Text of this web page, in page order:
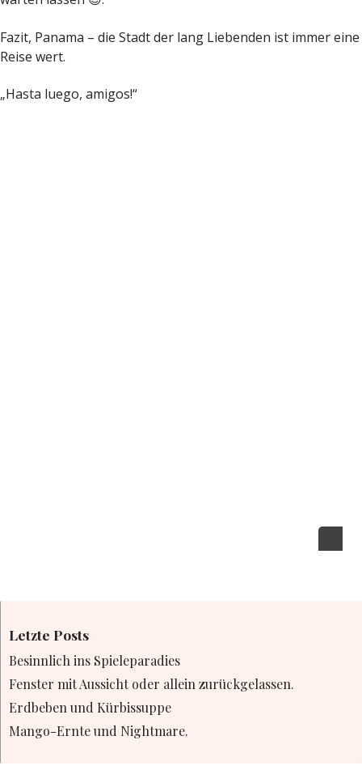
Fazit, Panama – die Stadt der lang Liebenden ist immer eine
Reise wert.
„Hasta luego, amigos!“
Letzte Posts
Besinnlich ins Spieleparadies
Fenster mit Aussicht oder allein zurückgelassen.
Erdbeben und Kürbissuppe
Mango-Ernte und Nightmare.